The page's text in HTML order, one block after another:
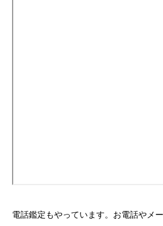
電話鑑定もやっています。お電話やメ